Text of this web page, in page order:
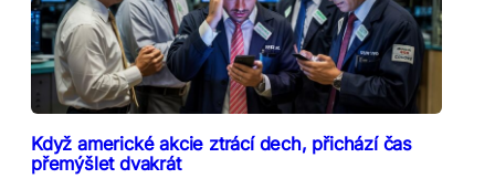
Když americké akcie ztrácí dech, přichází čas
přemýšlet dvakrát